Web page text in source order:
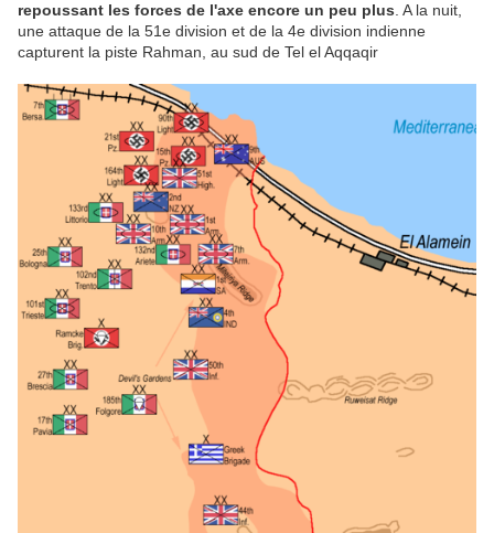
repoussant les forces de l'axe encore un peu plus . A la nuit,
une attaque de la 51e division et de la 4e division indienne
capturent la piste Rahman, au sud de Tel el Aqqaqir